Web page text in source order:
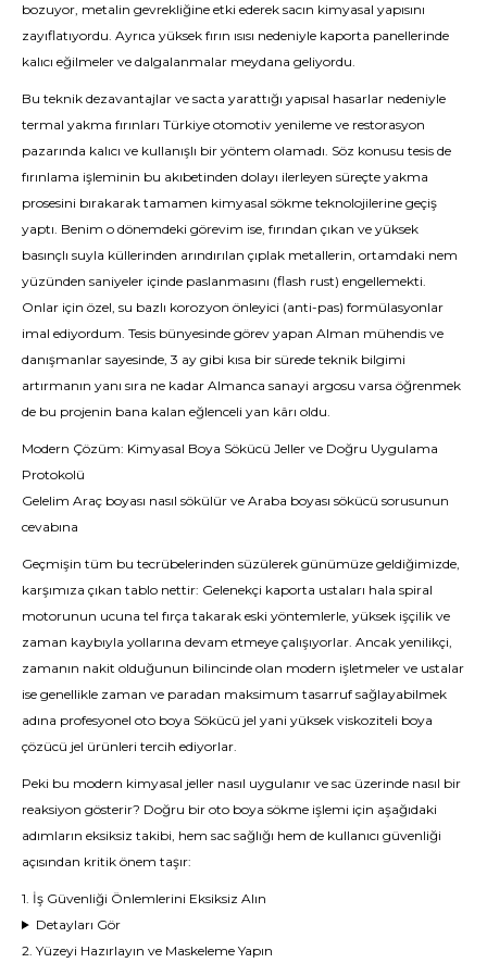
bozuyor, metalin gevrekliğine etki ederek sacın kimyasal yapısını
zayıflatıyordu. Ayrıca yüksek fırın ısısı nedeniyle kaporta panellerinde
kalıcı eğilmeler ve dalgalanmalar meydana geliyordu.
Bu teknik dezavantajlar ve sacta yarattığı yapısal hasarlar nedeniyle
termal yakma fırınları Türkiye otomotiv yenileme ve restorasyon
pazarında kalıcı ve kullanışlı bir yöntem olamadı. Söz konusu tesis de
fırınlama işleminin bu akıbetinden dolayı ilerleyen süreçte yakma
prosesini bırakarak tamamen kimyasal sökme teknolojilerine geçiş
yaptı. Benim o dönemdeki görevim ise, fırından çıkan ve yüksek
basınçlı suyla küllerinden arındırılan çıplak metallerin, ortamdaki nem
yüzünden saniyeler içinde paslanmasını (flash rust) engellemekti.
Onlar için özel, su bazlı korozyon önleyici (anti-pas) formülasyonlar
imal ediyordum. Tesis bünyesinde görev yapan Alman mühendis ve
danışmanlar sayesinde, 3 ay gibi kısa bir sürede teknik bilgimi
artırmanın yanı sıra ne kadar Almanca sanayi argosu varsa öğrenmek
de bu projenin bana kalan eğlenceli yan kârı oldu.
Modern Çözüm: Kimyasal Boya Sökücü Jeller ve Doğru Uygulama
Protokolü
Gelelim Araç boyası nasıl sökülür ve Araba boyası sökücü sorusunun
cevabına
Geçmişin tüm bu tecrübelerinden süzülerek günümüze geldiğimizde,
karşımıza çıkan tablo nettir: Gelenekçi kaporta ustaları hala spiral
motorunun ucuna tel fırça takarak eski yöntemlerle, yüksek işçilik ve
zaman kaybıyla yollarına devam etmeye çalışıyorlar. Ancak yenilikçi,
zamanın nakit olduğunun bilincinde olan modern işletmeler ve ustalar
ise genellikle zaman ve paradan maksimum tasarruf sağlayabilmek
adına profesyonel oto boya Sökücü jel yani yüksek viskoziteli boya
çözücü jel ürünleri tercih ediyorlar.
Peki bu modern kimyasal jeller nasıl uygulanır ve sac üzerinde nasıl bir
reaksiyon gösterir? Doğru bir oto boya sökme işlemi için aşağıdaki
adımların eksiksiz takibi, hem sac sağlığı hem de kullanıcı güvenliği
açısından kritik önem taşır:
1. İş Güvenliği Önlemlerini Eksiksiz Alın
Detayları Gör
2. Yüzeyi Hazırlayın ve Maskeleme Yapın